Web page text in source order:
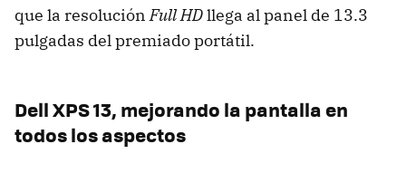
que la resoluciónFull HDllega al panel de 13.3
pulgadas del premiado portátil.
Dell XPS 13, mejorando la pantalla en
todos los aspectos